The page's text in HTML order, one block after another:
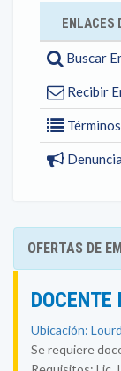
ENLACES
Buscar
Recibir
OFERTAS DE
DOCENTE
Ubicación:
Se requiere